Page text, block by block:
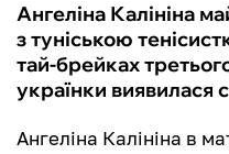
Ангеліна Калініна
з туніською
тай-брейках
українки виявилася
Ангеліна Калініна в